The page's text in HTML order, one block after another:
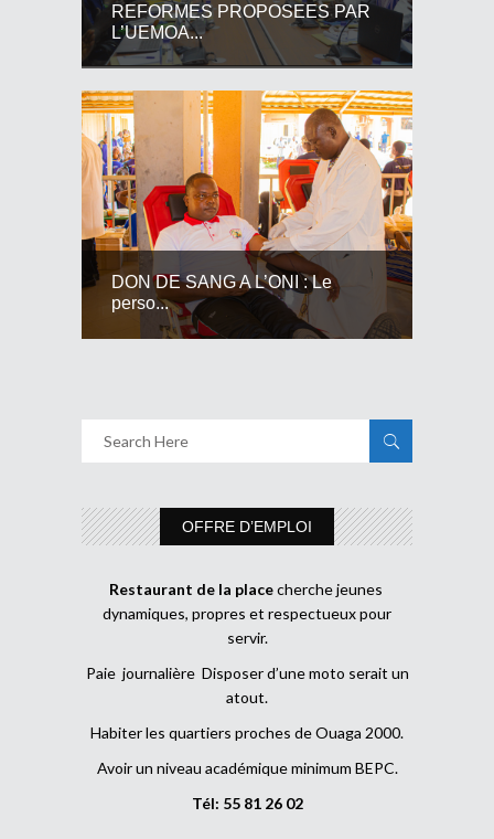
REFORMES PROPOSEES PAR
L’UEMOA...
DON DE SANG A L’ONI : Le
perso...
OFFRE D’EMPLOI
Restaurant de la placecherche jeunes
dynamiques, propres et respectueux pour
servir.
Paie journalière Disposer d’une moto serait un
atout.
Habiter les quartiers proches de Ouaga 2000.
Avoir un niveau académique minimum BEPC.
Tél: 55 81 26 02